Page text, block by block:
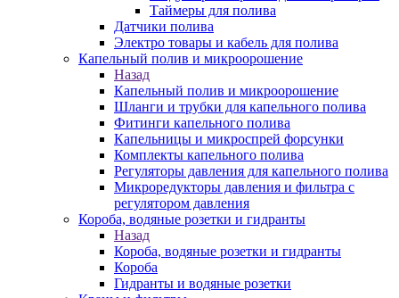
Таймеры для полива
Датчики полива
Электро товары и кабель для полива
Капельный полив и микроорошение
Назад
Капельный полив и микроорошение
Шланги и трубки для капельного полива
Фитинги капельного полива
Капельницы и микроспрей форсунки
Комплекты капельного полива
Регуляторы давления для капельного полива
Микроредукторы давления и фильтра с
регулятором давления
Короба, водяные розетки и гидранты
Назад
Короба, водяные розетки и гидранты
Короба
Гидранты и водяные розетки